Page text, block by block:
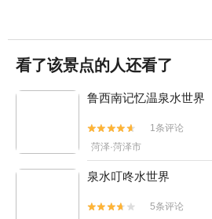
看了该景点的人还看了
鲁西南记忆温泉水世界


1条评论
菏泽·菏泽市
泉水叮咚水世界


5条评论